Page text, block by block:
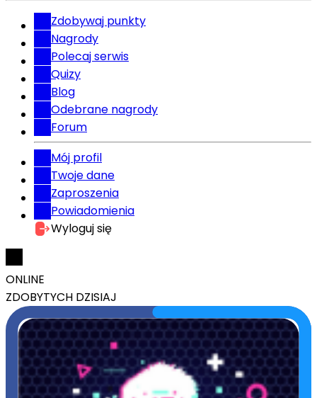
Zdobywaj punkty
Nagrody
Polecaj serwis
Quizy
Blog
Odebrane nagrody
Forum
Mój profil
Twoje dane
Zaproszenia
Powiadomienia
Wyloguj się
ONLINE
ZDOBYTYCH DZISIAJ